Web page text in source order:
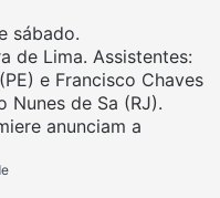
sábado.
de Lima. Assistentes:
e Francisco Chaves
Nunes de Sa (RJ).
anunciam a